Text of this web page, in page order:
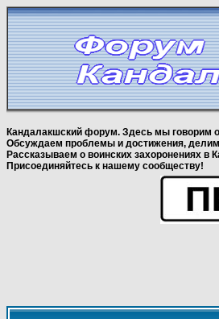
Кандалакшский форум. Здесь мы говорим
Обсуждаем проблемы и достижения,
Рассказываем о воинских захоронениях в
Присоединяйтесь к нашему сообществу!